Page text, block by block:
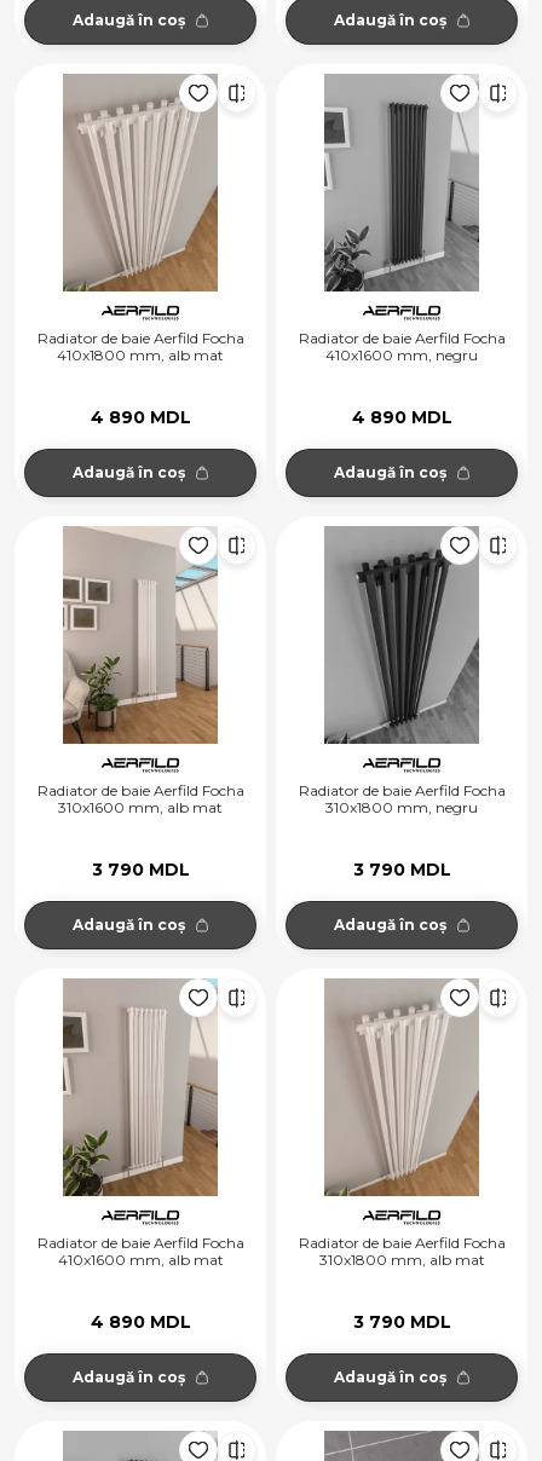
Adaugă în coș Adaugă în coș
Radiator de baie Aerfild Focha
410x1800 mm, alb mat
4 890 MDL
Adaugă în coș
Radiator de baie Aerfild Focha
410x1600 mm, negru
4 890 MDL
Adaugă în coș
Radiator de baie Aerfild Focha
310x1600 mm, alb mat
3 790 MDL
Adaugă în coș
Radiator de baie Aerfild Focha
310x1800 mm, negru
3 790 MDL
Adaugă în coș
Radiator de baie Aerfild Focha
410x1600 mm, alb mat
4 890 MDL
Adaugă în coș
Radiator de baie Aerfild Focha
310x1800 mm, alb mat
3 790 MDL
Adaugă în coș